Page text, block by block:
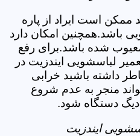
است ایراد از پاره
باشد.همچنین امکان دارد
معیوب شده باشد.برای رفع
لباسشویی ایندزیت در
داشته باشید خرابی
منجر به عدم شروع
دستگاه شود.
ایندزیت